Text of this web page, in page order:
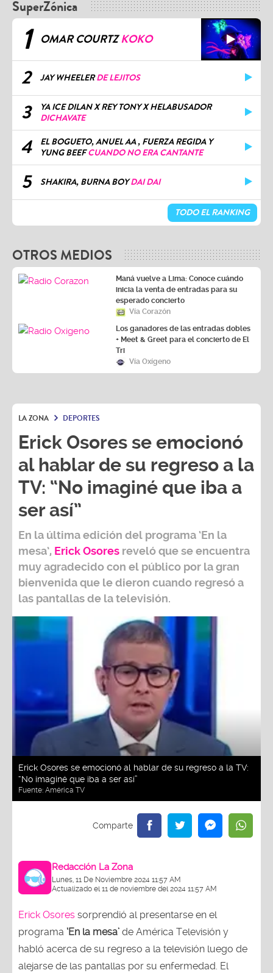
SuperZónica
1 OMAR COURTZKOKO
2 JAY WHEELERDE LEJITOS
3
YA ICE DILAN X REY TONY X HELABUSADOR
DICHAVATE
4
EL BOGUETO, ANUEL AA , FUERZA REGIDA Y
YUNG BEEFCUANDO NO ERA CANTANTE
5 SHAKIRA, BURNA BOYDAI DAI
TODO EL RANKING
OTROS MEDIOS
Maná vuelve a Lima: Conoce cuándo
inicia la venta de entradas para su
esperado concierto
Vía Corazón
Los ganadores de las entradas dobles
+ Meet & Greet para el concierto de El
Tri
Vía Oxígeno
LA ZONA DEPORTES
Erick Osores se emocionó
al hablar de su regreso a la
TV: “No imaginé que iba a
ser así”
En la última edición del programa ‘En la
mesa’, Erick Osores reveló que se encuentra
muy agradecido con el público por la gran
bienvenida que le dieron cuando regresó a
las pantallas de la televisión.
Erick Osores se emocionó al hablar de su regreso a la TV:
“No imaginé que iba a ser así”
Fuente: América TV
Redacción La Zona
Lunes, 11 De Noviembre 2024 11:57 AM
Actualizado el 11 de noviembre del 2024 11:57 AM
Erick Osores sorprendió al presentarse en el
programa ‘En la mesa’ de América Televisión y
habló acerca de su regreso a la televisión luego de
alejarse de las pantallas por su enfermedad. El